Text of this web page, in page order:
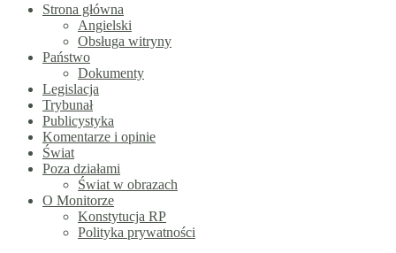
Strona główna
Angielski
Obsługa witryny
Państwo
Dokumenty
Legislacja
Trybunał
Publicystyka
Komentarze i opinie
Świat
Poza działami
Świat w obrazach
O Monitorze
Konstytucja RP
Polityka prywatności